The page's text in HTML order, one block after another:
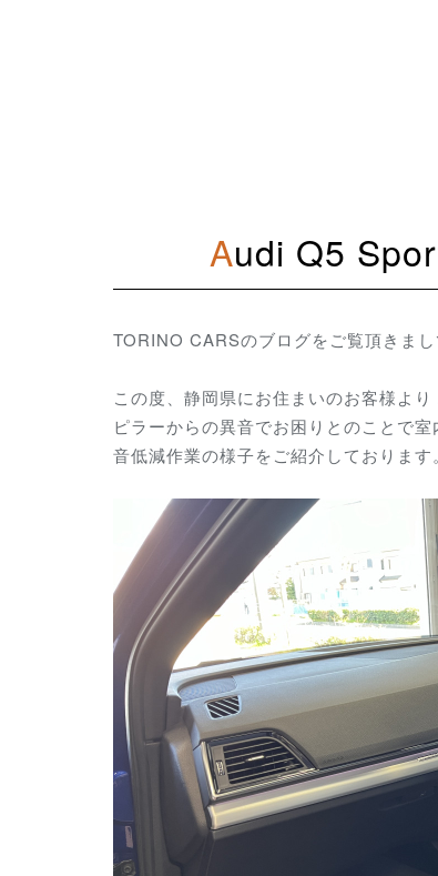
Audi Q5
TORINO CARSのブログをご覧頂きまし
この度、静岡県にお住まいのお客様よ
ピラーからの異音でお困りとのことで
音低減作業の様子をご紹介しております。